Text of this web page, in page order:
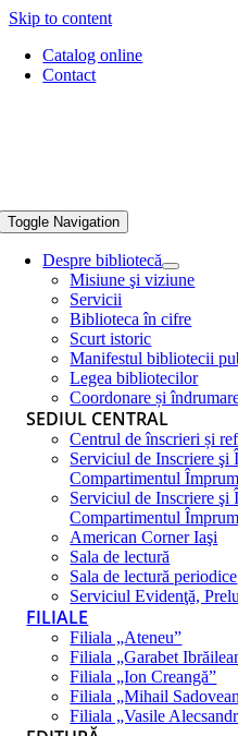
Skip to content
Catalog online
Contact
Toggle Navigation
Despre bibliotecă
Misiune şi viziune
Servicii
Biblioteca în cifre
Scurt istoric
Manifestul bibliotecii
Legea bibliotecilor
Coordonare și
SEDIUL CENTRAL
Centrul de înscrieri și
Serviciul de Inscriere
Compartimentul
Serviciul de Inscriere
Compartimentul
American Corner Iaşi
Sala de lectură
Sala de lectură periodice
Serviciul Evidenţă,
FILIALE
Filiala „Ateneu”
Filiala „Garabet
Filiala „Ion Creangă”
Filiala „Mihail
Filiala „Vasile